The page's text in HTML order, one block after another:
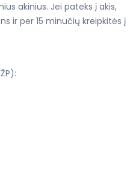
akinius. Jei pateks į akis,
ir per 15 minučių kreipkitės į